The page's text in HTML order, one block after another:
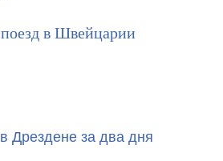
в Швейцарии
Дрездене за два дня